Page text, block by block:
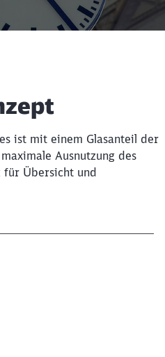
ist mit einem Glasanteil der
Ausnutzung des
für Übersicht undSchließen